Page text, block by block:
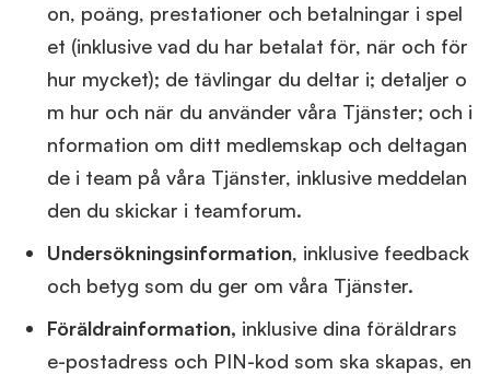
on, poäng, prestationer och betalningar i spel
et (inklusive vad du har betalat för, när och för
hur mycket); de tävlingar du deltar i; detaljer o
m hur och när du använder våra Tjänster; och i
nformation om ditt medlemskap och deltagan
de i team på våra Tjänster, inklusive meddelan
den du skickar i teamforum.
Undersökningsinformation, inklusive feedback
och betyg som du ger om våra Tjänster.
Föräldrainformation, inklusive dina föräldrars
e-postadress och PIN-kod som ska skapas, en